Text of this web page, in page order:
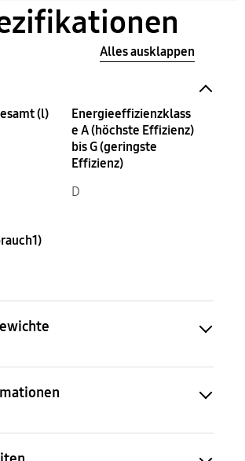
Alles ausklappen
(l)
Energieeffizienzklass
e A (höchste Effizienz)
bis G (geringste
Effizienz)
D